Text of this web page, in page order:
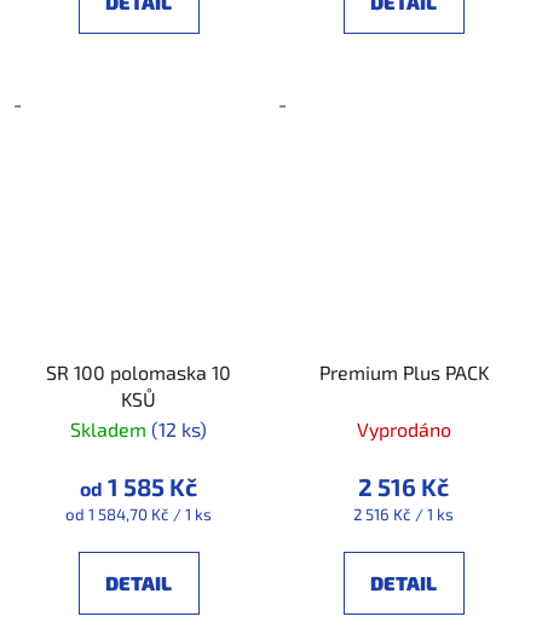
- -
SR 100 polomaska 10
KSŮ
Skladem (12 ks)
od 1 585 Kč
Měrná
od 1 584,70 Kč / 1 ks
DETAIL
Premium Plus PACK
Vyprodáno
2 516 Kč
Měrná
2 516 Kč / 1 ks
DETAIL